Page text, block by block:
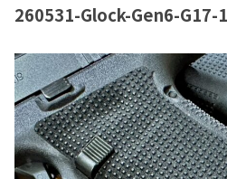
260531-Glock-Gen6-G17-1